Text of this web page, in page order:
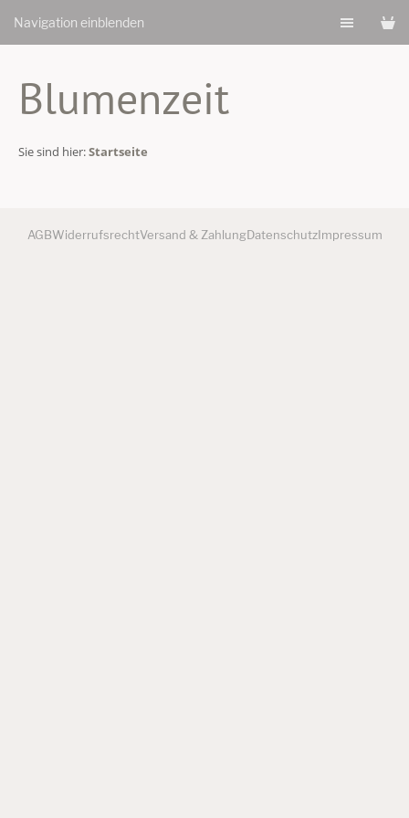
Navigation einblenden
Blumenzeit
Sie sind hier:Startseite
AGBWiderrufsrechtVersand & ZahlungDatenschutzImpressum